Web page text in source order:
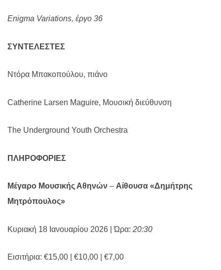
Enigma Variations, έργο 36
ΣΥΝΤΕΛΕΣΤΕΣ
Ντόρα Μπακοπούλου, πιάνο
Catherine Larsen Maguire, Μουσική διεύθυνση
The Underground Youth Orchestra
ΠΛΗΡΟΦΟΡΙΕΣ
Μέγαρο Μουσικής Αθηνών – Αίθουσα «Δημήτρης
Μητρόπουλος»
Κυριακή 18 Ιανουαρίου 2026 | Ώρα: 20:30
Εισιτήρια: €15,00 | €10,00 | €7,00